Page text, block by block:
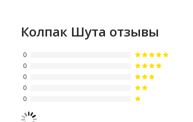
Колпак Шута отзывы
0
0
0
0
0